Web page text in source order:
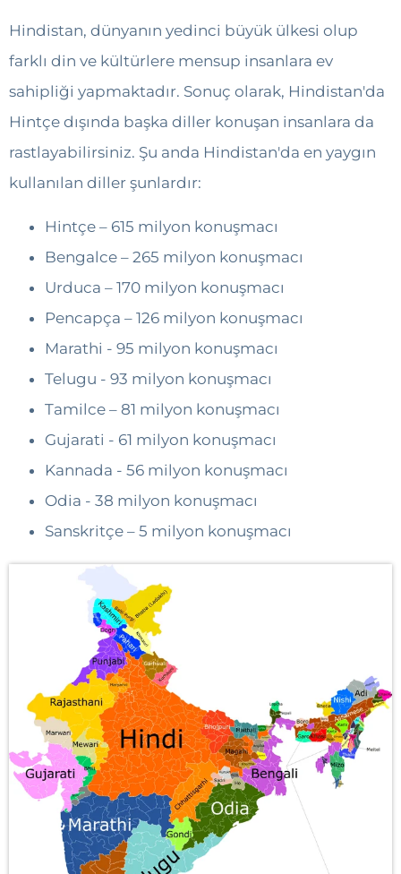
Hindistan, dünyanın yedinci büyük ülkesi olup
farklı din ve kültürlere mensup insanlara ev
sahipliği yapmaktadır. Sonuç olarak, Hindistan'da
Hintçe dışında başka diller konuşan insanlara da
rastlayabilirsiniz. Şu anda Hindistan'da en yaygın
kullanılan diller şunlardır:
Hintçe – 615 milyon konuşmacı
Bengalce – 265 milyon konuşmacı
Urduca – 170 milyon konuşmacı
Pencapça – 126 milyon konuşmacı
Marathi - 95 milyon konuşmacı
Telugu - 93 milyon konuşmacı
Tamilce – 81 milyon konuşmacı
Gujarati - 61 milyon konuşmacı
Kannada - 56 milyon konuşmacı
Odia - 38 milyon konuşmacı
Sanskritçe – 5 milyon konuşmacı